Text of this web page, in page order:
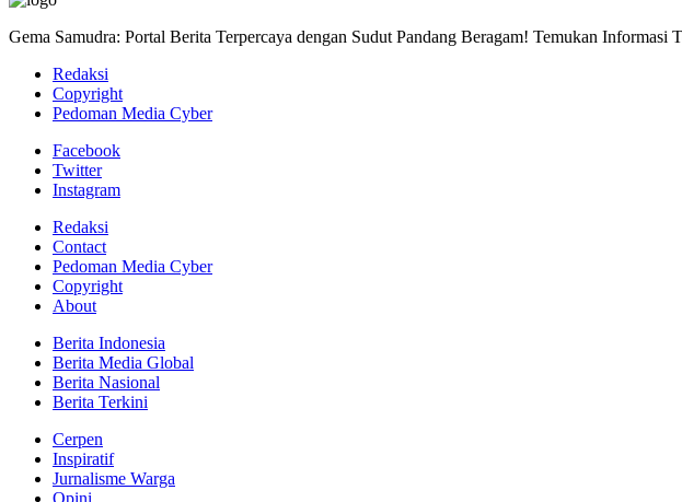
Gema Samudra: Portal Berita Terpercaya dengan Sudut Pandang Beragam! Temukan
Redaksi
Copyright
Pedoman Media Cyber
Facebook
Twitter
Instagram
Redaksi
Contact
Pedoman Media Cyber
Copyright
About
Berita Indonesia
Berita Media Global
Berita Nasional
Berita Terkini
Cerpen
Inspiratif
Jurnalisme Warga
Opini